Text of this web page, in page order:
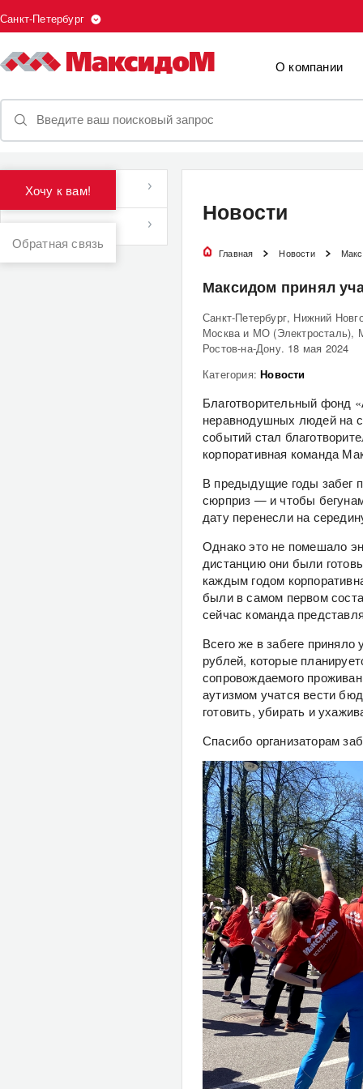
Санкт-Петербург
О компании
Новости
Новости
Главная Новости
Максидом принял
Санкт-Петербург, Нижний
Москва и МО
Ростов-на-Дону. 18 мая 2024
Категория:Новости
Благотворительный фонд
неравнодушных людей на
событий стал
корпоративная команда
В предыдущие годы забег
сюрприз — и чтобы
дату перенесли на
Однако это не помешало
дистанцию они были
каждым годом
были в самом первом
сейчас команда
Всего же в забеге
рублей, которые
сопровождаемого
аутизмом учатся вести
готовить, убирать и
Спасибо организаторам
Хочу к вам!
Обратная связь